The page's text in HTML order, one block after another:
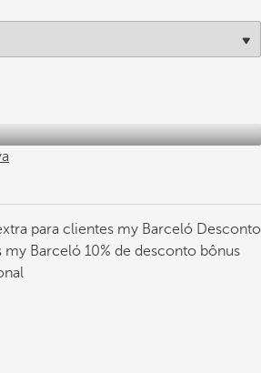
para clientes my Barceló Desconto
my Barceló 10% de desconto bônus